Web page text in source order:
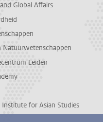
Global Affairs
Natuurwetenschappen
Leiden
for Asian Studies